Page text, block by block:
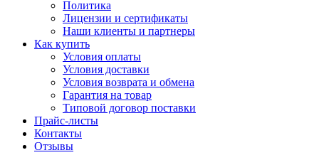
Политика
Лицензии и сертификаты
Наши клиенты и партнеры
Как купить
Условия оплаты
Условия доставки
Условия возврата и обмена
Гарантия на товар
Типовой договор поставки
Прайс-листы
Контакты
Отзывы